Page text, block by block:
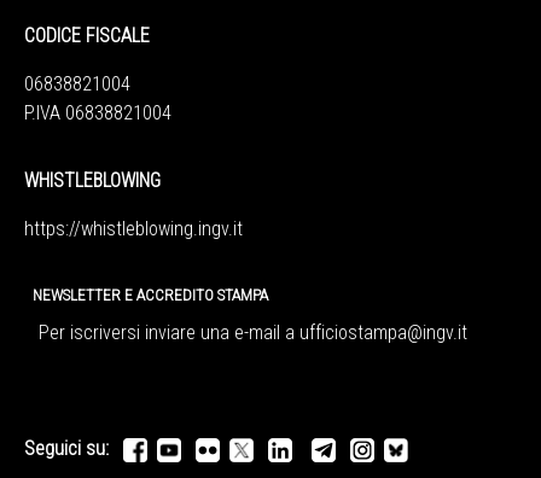
CODICE FISCALE
06838821004
P.IVA 06838821004
WHISTLEBLOWING
https://whistleblowing.ingv. it
NEWSLETTER E ACCREDITO STAMPA
Per iscriversi inviare una e-mail a ufficiostampa@ingv.it
Seguici su: